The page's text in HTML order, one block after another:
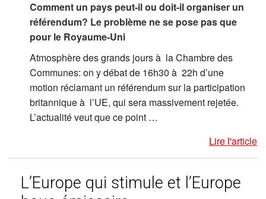
Comment un pays peut-il ou doit-il organiser un
référendum? Le problème ne se pose pas que
pour le Royaume-Uni
Atmosphère des grands jours à la Chambre des
Communes: on y débat de 16h30 à 22h d’une
motion réclamant un référendum sur la participation
britannique à l’UE, qui sera massivement rejetée.
L’actualité veut que ce point …
Lire l'article
L’Europe qui stimule et l’Europe